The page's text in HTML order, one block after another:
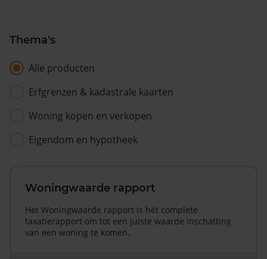
Thema's
Alle producten
Erfgrenzen & kadastrale kaarten
Woning kopen en verkopen
Eigendom en hypotheek
Woningwaarde rapport
Het Woningwaarde rapport is hét complete
taxatierapport om tot een juiste waarde inschatting
van een woning te komen.